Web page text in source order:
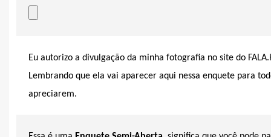
Eu autorizo a divulgação da minha fotografia no site do
Lembrando que ela vai aparecer aqui nessa enquete para
apreciarem.